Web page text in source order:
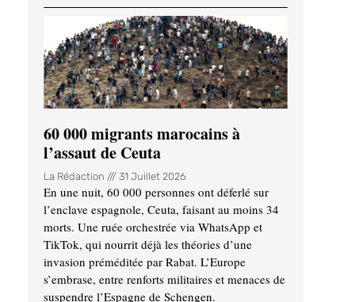
60 000 migrants marocains à
l’assaut de Ceuta
La Rédaction 31 Juillet 2026
En une nuit, 60 000 personnes ont déferlé sur
l’enclave espagnole, Ceuta, faisant au moins 34
morts. Une ruée orchestrée via WhatsApp et
TikTok, qui nourrit déjà les théories d’une
invasion préméditée par Rabat. L’Europe
s’embrase, entre renforts militaires et menaces de
suspendre l’Espagne de Schengen.